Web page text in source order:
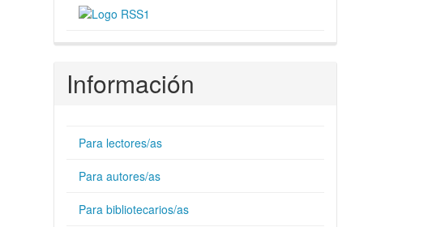
Información
Para lectores/as
Para autores/as
Para bibliotecarios/as